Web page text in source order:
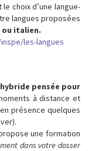
choix d’une langue-
langues proposées
ou italien.
les-langues
pensée pour
à distance et
présence quelques
une formation
dans votre dosser